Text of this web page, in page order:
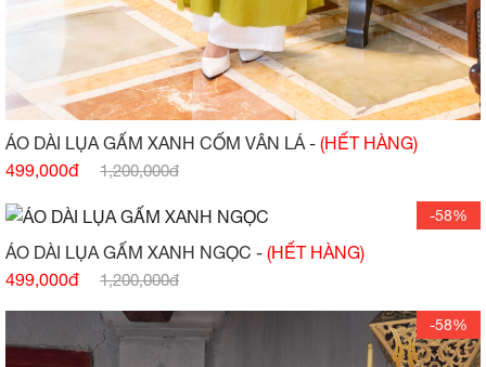
ÁO DÀI LỤA GẤM XANH CỐM VÂN LÁ - (HẾT HÀNG)
499,000đ
1,200,000đ
-58%
ÁO DÀI LỤA GẤM XANH NGỌC - (HẾT HÀNG)
499,000đ
1,200,000đ
-58%